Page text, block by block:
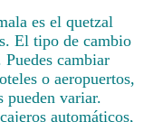
es el quetzal
El tipo de cambio
cambiar
o aeropuertos,
pueden variar.
automáticos,